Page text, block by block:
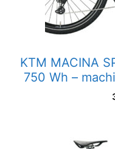
KTM MACINA
750 Wh –